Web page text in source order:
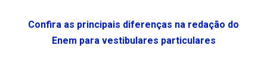
Confira as principais diferenças na redação do
Enem para vestibulares particulares